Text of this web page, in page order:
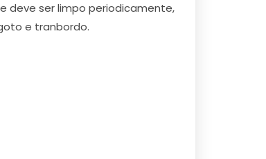
deve ser limpo periodicamente,
e tranbordo.